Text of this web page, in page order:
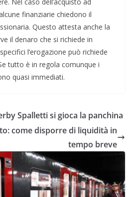
Nel caso dell’acquisto ad
finanziarie chiedono il
Questo attesta anche la
il denaro che si richiede in
l’erogazione può richiede
tutto è in regola comunque i
quasi immediati.
Spalletti si gioca la panchina
come disporre di liquidità in
tempo breve